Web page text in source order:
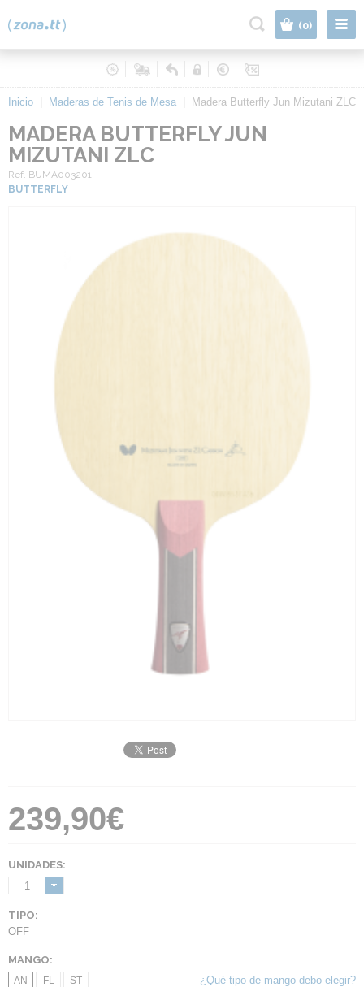
(0)
Inicio Maderas de Tenis de Mesa Madera Butterfly Jun Mizutani ZLC
MADERA BUTTERFLY JUN
MIZUTANI ZLC
Ref. BUMA003201
BUTTERFLY
239,90€
UNIDADES:
1
TIPO:
OFF
MANGO:
AN FL ST ¿Qué tipo de mango debo elegir?